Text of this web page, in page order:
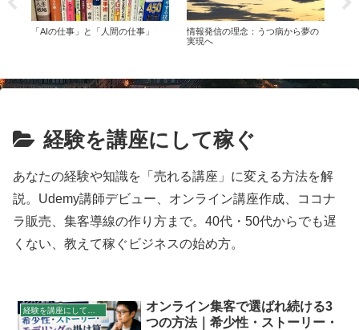
「AIの仕事」と「人間の仕事」
情報発信の理念：うつ病から夢の
実現へ
経験を講座にして稼ぐ
あなたの経験や知識を「売れる講座」に変える方法を解
説。Udemy講師デビュー、オンライン講座作成、ココナ
ラ販売、集客導線の作り方まで。40代・50代からでも遅
くない、教えて稼ぐビジネスの始め方。
オンライン集客で選ばれ続ける3
つの方法｜希少性・ストーリー・